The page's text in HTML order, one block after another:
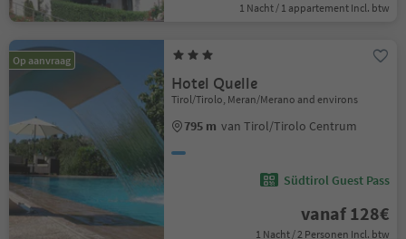
1 Nacht / 1 appartement Incl. btw
Op aanvraag
Hotel Quelle
Tirol/Tirolo, Meran/Merano and environs
795 m van Tirol/Tirolo Centrum
Südtirol Guest Pass
vanaf 128€
1 Nacht / 2 Personen Incl. btw